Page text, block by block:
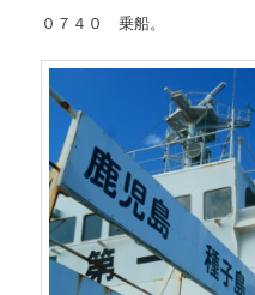
０７４０ 乗船。